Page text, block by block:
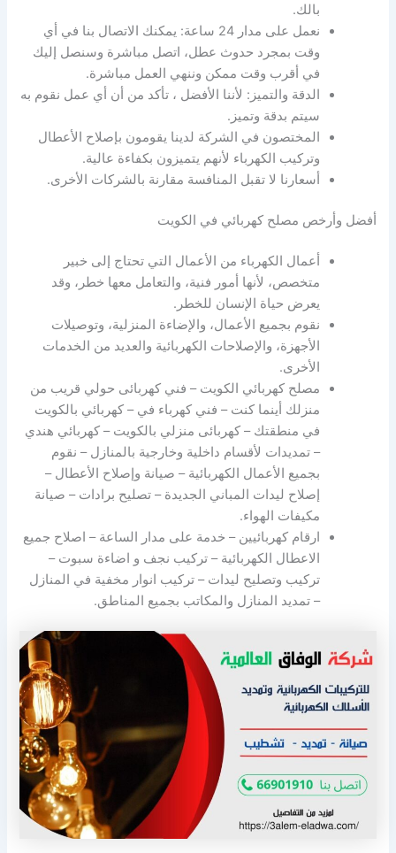
بالك.
نعمل على مدار 24 ساعة: يمكنك الاتصال بنا في أي
وقت بمجرد حدوث عطل، اتصل مباشرة وسنصل إليك
في أقرب وقت ممكن وننهي العمل مباشرة.
الدقة والتميز: لأننا الأفضل ، تأكد من أن أي عمل نقوم به
سيتم بدقة وتميز.
المختصون في الشركة لدينا يقومون بإصلاح الأعطال
وتركيب الكهرباء لأنهم يتميزون بكفاءة عالية.
أسعارنا لا تقبل المنافسة مقارنة بالشركات الأخرى.
أفضل وأرخص مصلح كهربائي في الكويت
أعمال الكهرباء من الأعمال التي تحتاج إلى خبير
متخصص، لأنها أمور فنية، والتعامل معها خطر، وقد
يعرض حياة الإنسان للخطر.
نقوم بجميع الأعمال، والإضاءة المنزلية، وتوصيلات
الأجهزة، والإصلاحات الكهربائية والعديد من الخدمات
الأخرى.
مصلح كهربائي الكويت – فني كهربائى حولي قريب من
منزلك أينما كنت – فني كهرباء في – كهربائي بالكويت
في منطقتك – كهربائى منزلي بالكويت – كهربائي هندي
– تمديدات لأقسام داخلية وخارجية بالمنازل – نقوم
بجميع الأعمال الكهربائية – صيانة وإصلاح الأعطال –
إصلاح ليدات المباني الجديدة – تصليح برادات – صيانة
مكيفات الهواء.
ارقام كهربائيين – خدمة على مدار الساعة – اصلاح جميع
الاعطال الكهربائية – تركيب نجف و اضاءة سبوت –
تركيب وتصليح ليدات – تركيب انوار مخفية في المنازل
– تمديد المنازل والمكاتب بجميع المناطق.